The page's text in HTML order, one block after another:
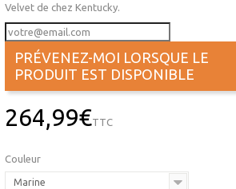
Velvet de chez Kentucky.
PRÉVENEZ-MOI LORSQUE LE
PRODUIT EST DISPONIBLE
264,99€TTC
Couleur
Marine